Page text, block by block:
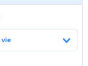
históricas.
uno de los
2800 mt. Alta
vie